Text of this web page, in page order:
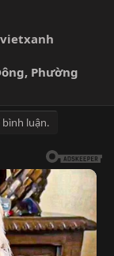
Phường
luận.